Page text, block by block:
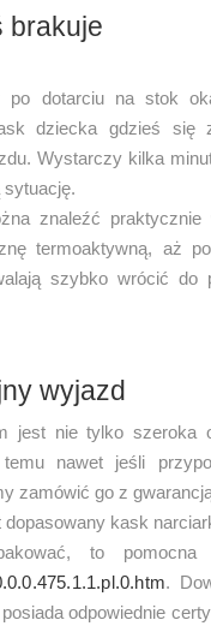
brakuje
po dotarciu na stok
dziecka gdzieś się
Wystarczy kilka
sytuację.
znaleźć
termoaktywną, aż
szybko wrócić do
wyjazd
jest nie tylko szeroka
nawet jeśli
zamówić go z
kask
to pomocna
.
odpowiednie